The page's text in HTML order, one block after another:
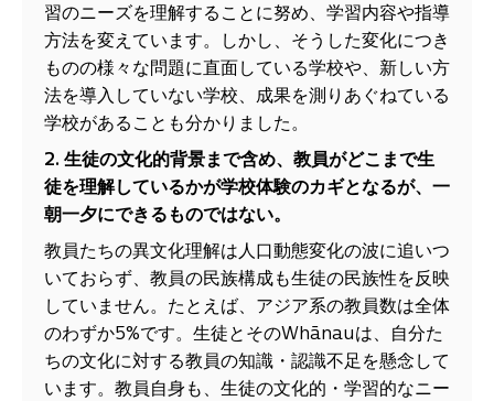
習のニーズを理解することに努め、学習内容や指導
方法を変えています。しかし、そうした変化につき
ものの様々な問題に直面している学校や、新しい方
法を導入していない学校、成果を測りあぐねている
学校があることも分かりました。
2. 生徒の文化的背景まで含め、教員がどこまで生
徒を理解しているかが学校体験のカギとなるが、一
朝一夕にできるものではない。
教員たちの異文化理解は人口動態変化の波に追いつ
いておらず、教員の民族構成も生徒の民族性を反映
していません。たとえば、アジア系の教員数は全体
のわずか5%です。生徒とそのWhānauは、自分た
ちの文化に対する教員の知識・認識不足を懸念して
います。教員自身も、生徒の文化的・学習的なニー